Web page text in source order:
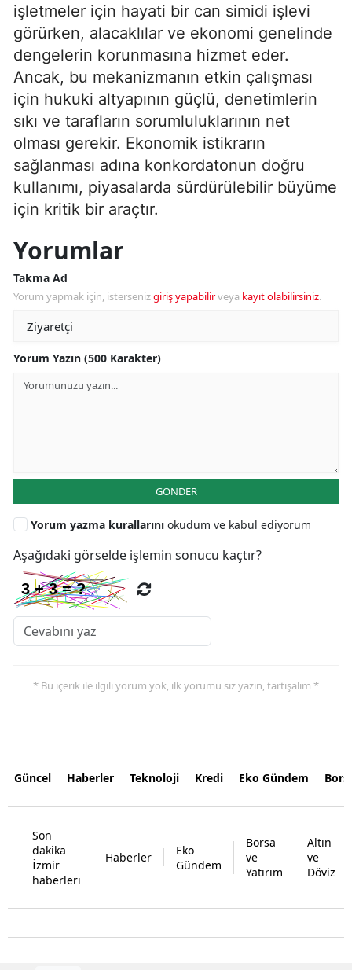
işletmeler için hayati bir can simidi işlevi
görürken, alacaklılar ve ekonomi genelinde
dengelerin korunmasına hizmet eder.
Ancak, bu mekanizmanın etkin çalışması
için hukuki altyapının güçlü, denetimlerin
sıkı ve tarafların sorumluluklarının net
olması gerekir. Ekonomik istikrarın
sağlanması adına konkordatonun doğru
kullanımı, piyasalarda sürdürülebilir büyüme
için kritik bir araçtır.
Yorumlar
Takma Ad
Yorum yapmak için, istersenizgiriş yapabilirveya kayıt olabilirsiniz.
Yorum Yazın (500 Karakter)
GÖNDER
Yorum yazma kurallarını okudum ve kabul ediyorum
Aşağıdaki görselde işlemin sonucu kaçtır?
* Bu içerik ile ilgili yorum yok, ilk yorumu siz yazın, tartışalım *
Güncel Haberler Teknoloji Kredi Eko Gündem
Son
dakika
İzmir
haberleri
Haberler
Eko
Gündem
Borsa
ve
Yatırım
Altın
ve
Döviz